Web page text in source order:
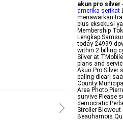
akun pro silver
amerika serikat
menawarkan
plus eksekusi
Membership
Lengkap
today 24999
within 2 billing
Silver at
plans and
Akun Pro Silver
paling dicari
County
Area Photo
survive Please
democratic
Stroller
Beauharnois